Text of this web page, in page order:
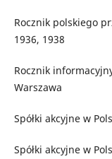
Rocznik polskiego
1936, 1938
Rocznik
Warszawa
Spółki akcyjne w
Spółki akcyjne w